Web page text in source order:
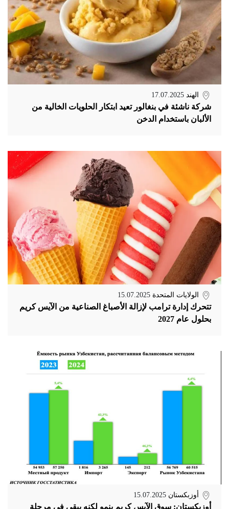
الهند 17.07.2025
شركة ناشئة في بنغالور تعيد ابتكار الحلويات الخالية من
الألبان باستخدام الدخن
الولايات المتحدة 15.07.2025
تتحرك إدارة ترامب لإزالة الأصباغ الصناعية من الآيس كريم
بحلول عام 2027
أوزبكستان 15.07.2025
أوزبكستان: سوق الآيس كريم ينمو لكنه يبقى في مرحلة